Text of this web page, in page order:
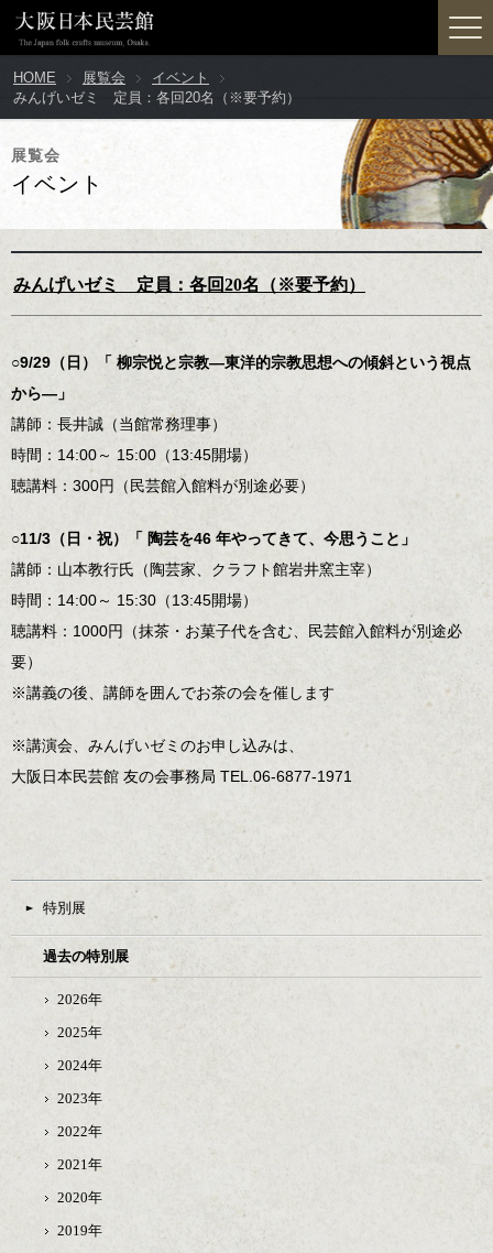
HOME 展覧会
イベント
みんげいゼミ 定員：各回20名（※要予約）
展覧会
イベント
みんげいゼミ 定員：各回20名（※要予約）
○9/29（日）「 柳宗悦と宗教―東洋的宗教思想への傾斜という視点
から―」
講師：長井誠（当館常務理事）
時間：14:00～ 15:00（13:45開場）
聴講料：300円（民芸館入館料が別途必要）
○11/3（日・祝）「 陶芸を46 年やってきて、今思うこと」
講師：山本教行氏（陶芸家、クラフト館岩井窯主宰）
時間：14:00～ 15:30（13:45開場）
聴講料：1000円（抹茶・お菓子代を含む、民芸館入館料が別途必
要）
※講義の後、講師を囲んでお茶の会を催します
※講演会、みんげいゼミのお申し込みは、
大阪日本民芸館 友の会事務局 TEL.06-6877-1971
特別展
過去の特別展
2026年
2025年
2024年
2023年
2022年
2021年
2020年
2019年